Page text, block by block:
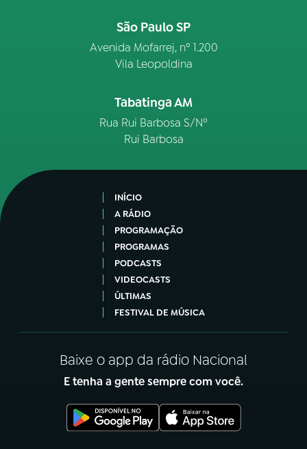
São Paulo SP
Avenida Mofarrej, nº 1.200
Vila Leopoldina
Tabatinga AM
Rua Rui Barbosa S/Nº
Rui Barbosa
INÍCIO
A RÁDIO
PROGRAMAÇÃO
PROGRAMAS
PODCASTS
VIDEOCASTS
ÚLTIMAS
FESTIVAL DE MÚSICA
Baixe o app da rádio Nacional
E tenha a gente sempre com você.